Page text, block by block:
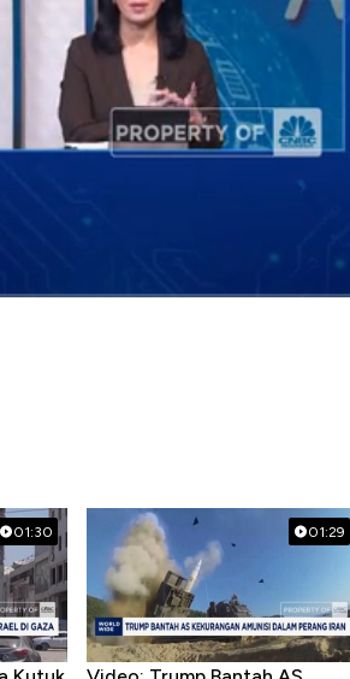
Selengkapnya simak dialog Shinta
Indonesia (AIPTI), Ali Soebroto
01:30 01:29